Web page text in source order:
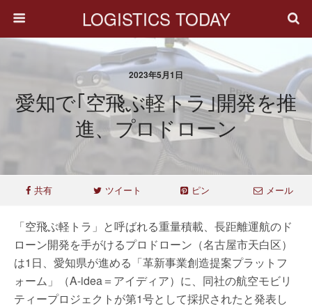
LOGISTICS TODAY
2023年5月1日
愛知で｢空飛ぶ軽トラ｣開発を推
進、プロドローン
共有 ツイート ピン メール
「空飛ぶ軽トラ」と呼ばれる重量積載、長距離運航のド
ローン開発を手がけるプロドローン（名古屋市天白区）
は1日、愛知県が進める「革新事業創造提案プラットフ
ォーム」（A-idea＝アイディア）に、同社の航空モビリ
ティープロジェクトが第1号として採択されたと発表し